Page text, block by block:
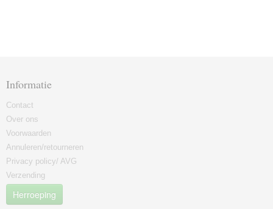
Informatie
Contact
Over ons
Voorwaarden
Annuleren/retourneren
Privacy policy/ AVG
Verzending
Herroeping